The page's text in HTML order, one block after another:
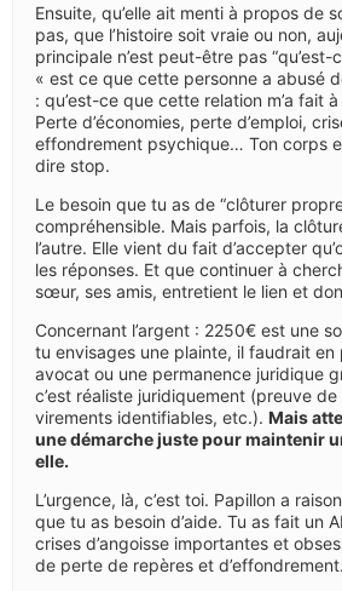
Ensuite, qu’elle ait menti à propos de
pas, que l’histoire soit vraie ou non,
principale n’est peut-être pas “qu’est-
« est ce que cette personne a abusé
: qu’est-ce que cette relation m’a fait à
Perte d’économies, perte d’emploi,
effondrement psychique… Ton corps
dire stop.
Le besoin que tu as de “clôturer
compréhensible. Mais parfois, la
l’autre. Elle vient du fait d’accepter
les réponses. Et que continuer à
sœur, ses amis, entretient le lien et
Concernant l’argent : 2250€ est une
tu envisages une plainte, il faudrait en
avocat ou une permanence juridique
c’est réaliste juridiquement (preuve
virements identifiables, etc.). Mais
une démarche juste pour maintenir
elle.
L’urgence, là, c’est toi. Papillon a
que tu as besoin d’aide. Tu as fait un
crises d’angoisse importantes et
de perte de repères et d’effondrement.